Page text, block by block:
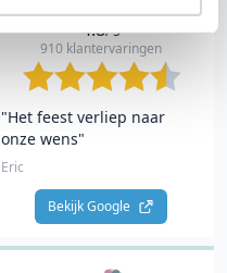
4.8/ 5
910 klantervaringen
"Het feest verliep naar
onze wens"
Eric
Bekijk Google